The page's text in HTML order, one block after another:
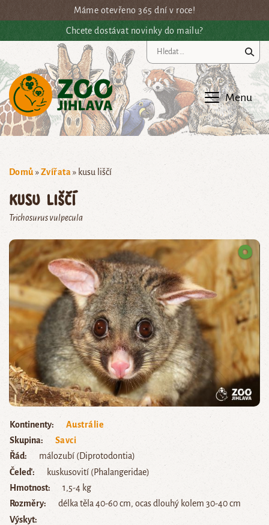
Přejít na hlavní obsahMáme otevřeno 365 dní v roce!
Chcete dostávat novinky do mailu?
Menu
Domů »Zvířata» kusu liščí
kusu liščí
Trichosurus vulpecula
Kontinenty
Austrálie
Skupina
Savci
Řád
málozubí (Diprotodontia)
Čeleď
kuskusovití (Phalangeridae)
Hmotnost
1,5-4 kg
Rozměry
délka těla 40-60 cm, ocas dlouhý kolem 30-40 cm
Výskyt